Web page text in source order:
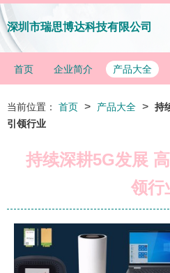
深圳市瑞思博达科技有限公司
首页 企业简介 产品大全
当前位置： 首页 > 产品大全 > 持
引领行业
持续深耕5G发展
领行